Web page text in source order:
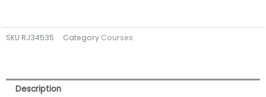
SKU RJ34535 Category Courses
Description